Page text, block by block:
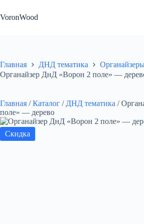
к
сути
VoronWood
Главная ДНД тематика
Органайзер ДнД «Ворон 2 поле» —
Главная / Каталог / ДНД тематика /
поле» — дерево
Скидка